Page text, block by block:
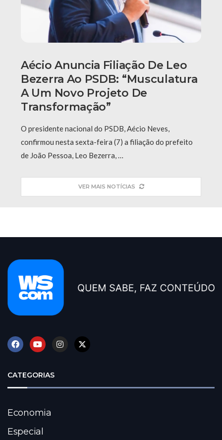
Aécio Anuncia Filiação De Leo
Bezerra Ao PSDB: “Musculatura
A Um Novo Projeto De
Transformação”
O presidente nacional do PSDB, Aécio Neves,
confirmou nesta sexta-feira (7) a filiação do prefeito
de João Pessoa, Leo Bezerra, …
VER MAIS NOTÍCIAS
CATEGORIAS
Economia
Especial